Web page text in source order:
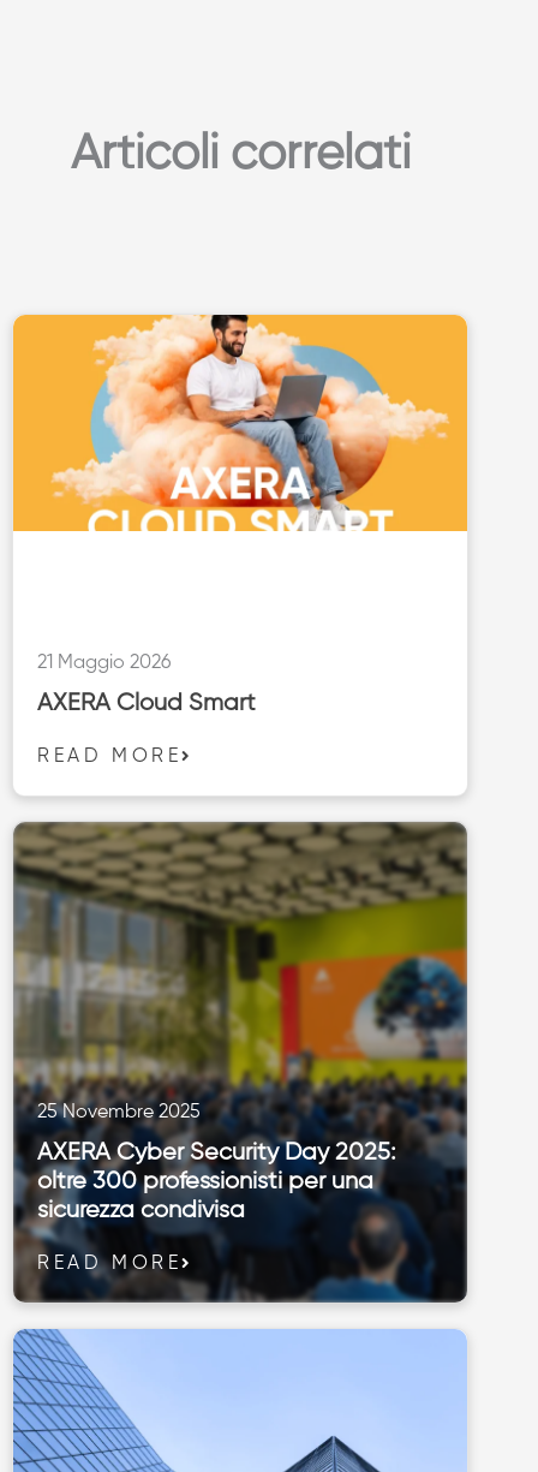
Articoli correlati
21 Maggio 2026
AXERA Cloud Smart
READ MORE
25 Novembre 2025
AXERA Cyber Security Day 2025:
oltre 300 professionisti per una
sicurezza condivisa
READ MORE